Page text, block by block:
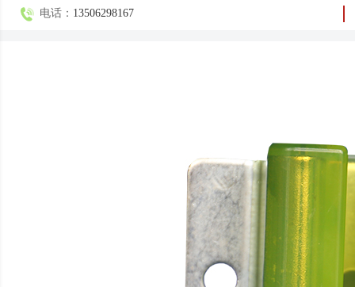
电话： 13506298167